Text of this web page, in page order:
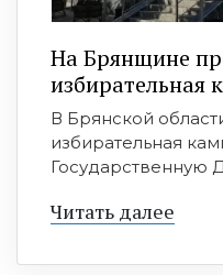
На Брянщине
избирательная
В Брянской
избирательная
Государственную
Читать далее